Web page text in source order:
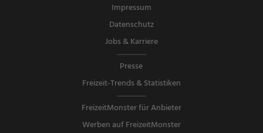
Impressum
Datenschutz
Jobs & Karriere
Presse
Freizeit-Trends & Statistiken
FreizeitMonster für Anbieter
Werben auf FreizeitMonster